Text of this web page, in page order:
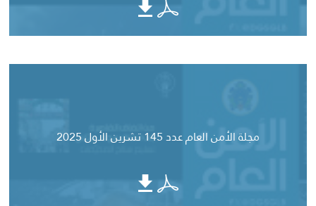
مجلة الأمن العام عدد 145 تشرين الأول 2025